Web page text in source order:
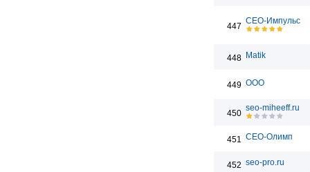
447
СЕО-Импульс
448 Matik
449 ООО
450
seo-miheeff.ru
451 СЕО-Олимп
452 seo-pro.ru